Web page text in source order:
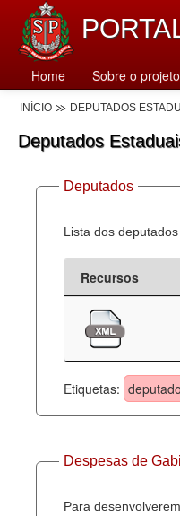
Home Sobre o projeto
INÍCIO DEPUTADOS
Deputados
Deputados
Lista dos
Recursos
Etiquetas: deputado
Despesas de
Para